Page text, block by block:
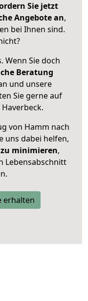
Sie jetzt
Angebote an,
bei Ihnen sind.
Wenn Sie doch
Beratung
und unsere
Sie gerne auf
von Hamm nach
uns dabei helfen,
minimieren,
Lebensabschnitt
erhalten